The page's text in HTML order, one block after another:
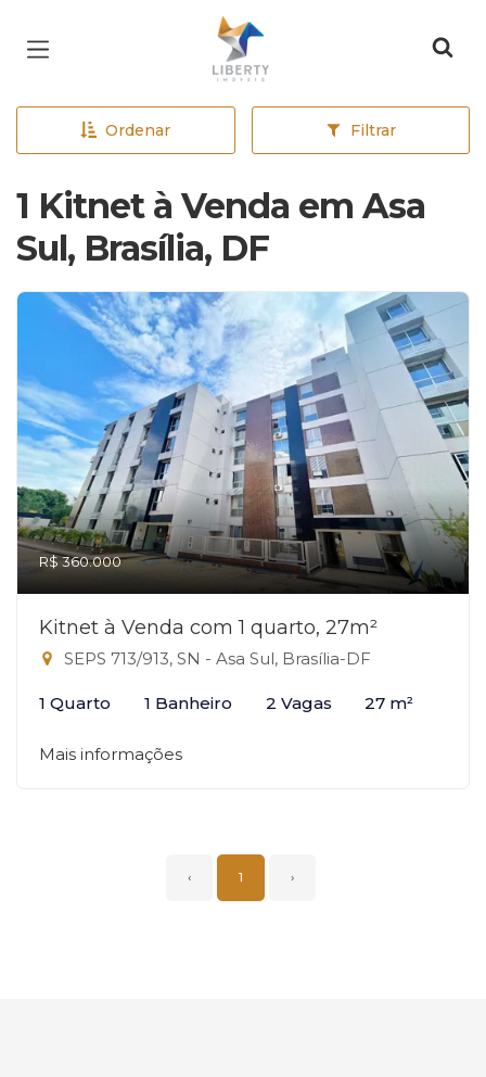
Página inicial
Ordenar Filtrar
1 Kitnet à Venda em Asa
Sul, Brasília, DF
R$ 360.000
Kitnet à Venda com 1 quarto, 27m²
SEPS 713/913, SN - Asa Sul, Brasília-DF
1 Quarto 1 Banheiro 2 Vagas 27 m²
Mais informações
‹ 1 ›